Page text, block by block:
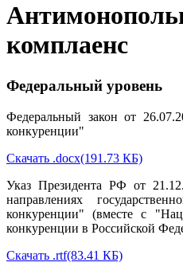
комплаенс
Федеральный уровень
Федеральный закон от
конкуренции"
Скачать .docx(191.73 КБ)
Указ Президента РФ от
направлениях
конкуренции" (вместе с
конкуренции в Российской
Скачать .rtf(83.41 КБ)